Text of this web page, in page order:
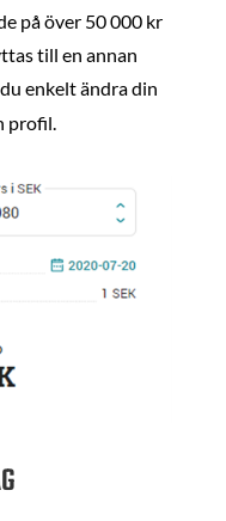
på över 50 000 kr
till en annan
enkelt ändra din
profil.